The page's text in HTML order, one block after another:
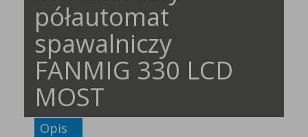
półautomat
spawalniczy
FANMIG 330 LCD
MOST
Opis